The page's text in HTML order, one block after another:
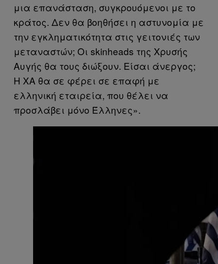
μια επανάσταση, συγκρουόμενοι με το
κράτος. Δεν θα βοηθήσει η αστυνομία με
την εγκληματικότητα στις γειτονιές των
μεταναστών; Οι skinheads της Χρυσής
Αυγής θα τους διώξουν. Είσαι άνεργος;
Η ΧΑ θα σε φέρει σε επαφή με
ελληνική εταιρεία, που θέλει να
προσλάβει μόνο Έλληνες».